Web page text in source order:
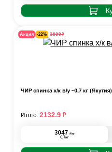
Акция -22% 3899₽
ЧИР спинка х/к в/у ~0,7 кг (Якутия)
3047 ₽/кг
0.7кг
Итого: 2132.9₽